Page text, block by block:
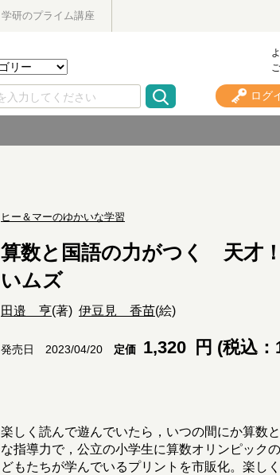
学研のプライム講座
ログ
ヒー＆マーのゆかいな学習
算数と国語の力がつく 天才
いムズ
田邉 亨(著) 伊豆見 香苗(絵)
発売日 2023/04/20 定価 1,320 円 (税込
楽しく読んで遊んでいたら，いつの間にか算数
な指導力で，公立の小学生に算数オリンピック
どもたちが学んでいるプリントを市販化。楽し